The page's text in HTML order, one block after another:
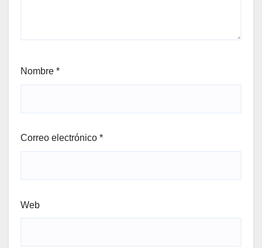
Nombre *
Correo electrónico *
Web